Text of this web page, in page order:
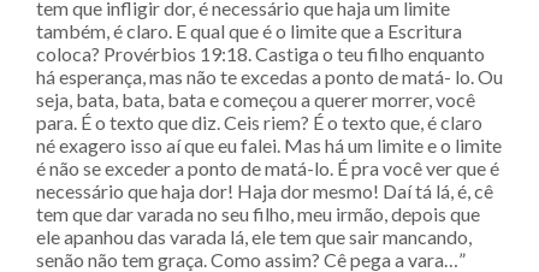
tem que infligir dor, é necessário que haja um limite
também, é claro. E qual que é o limite que a Escritura
coloca? Provérbios 19:18. Castiga o teu filho enquanto
há esperança, mas não te excedas a ponto de matá- lo. Ou
seja, bata, bata, bata e começou a querer morrer, você
para. É o texto que diz. Ceis riem? É o texto que, é claro
né exagero isso aí que eu falei. Mas há um limite e o limite
é não se exceder a ponto de matá-lo. É pra você ver que é
necessário que haja dor! Haja dor mesmo! Daí tá lá, é, cê
tem que dar varada no seu filho, meu irmão, depois que
ele apanhou das varada lá, ele tem que sair mancando,
senão não tem graça. Como assim? Cê pega a vara…”